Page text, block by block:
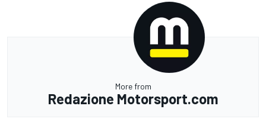
More from
Redazione Motorsport.com